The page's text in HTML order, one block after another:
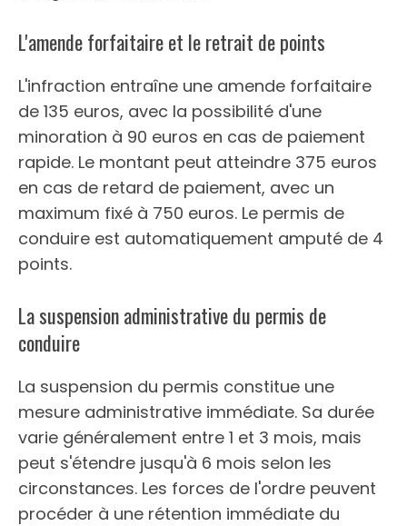
L'amende forfaitaire et le retrait de points
L'infraction entraîne une amende forfaitaire
de 135 euros, avec la possibilité d'une
minoration à 90 euros en cas de paiement
rapide. Le montant peut atteindre 375 euros
en cas de retard de paiement, avec un
maximum fixé à 750 euros. Le permis de
conduire est automatiquement amputé de 4
points.
La suspension administrative du permis de
conduire
La suspension du permis constitue une
mesure administrative immédiate. Sa durée
varie généralement entre 1 et 3 mois, mais
peut s'étendre jusqu'à 6 mois selon les
circonstances. Les forces de l'ordre peuvent
procéder à une rétention immédiate du